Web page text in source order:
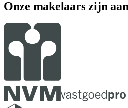
Onze makelaars zijn